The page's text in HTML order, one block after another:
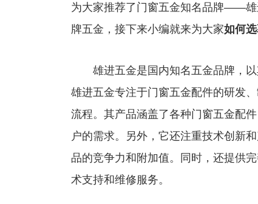
为大家推荐了门窗五金知名品牌——雄
牌五金，接下来小编就来为大家如何
雄进五金是国内知名五金品牌，以
雄进五金专注于门窗五金配件的研发
流程。其产品涵盖了各种门窗五金配
户的需求。另外，它还注重技术创新
品的竞争力和附加值。同时，还提供
术支持和维修服务。